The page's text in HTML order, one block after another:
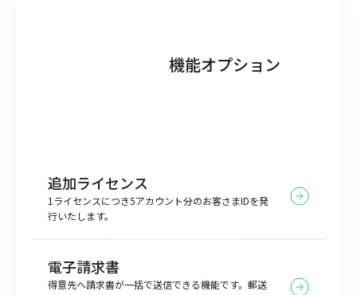
機能オプション
追加ライセンス
1ライセンスにつき5アカウント分のお客さまIDを発
行いたします。
電子請求書
得意先へ請求書が一括で送信できる機能です。郵送